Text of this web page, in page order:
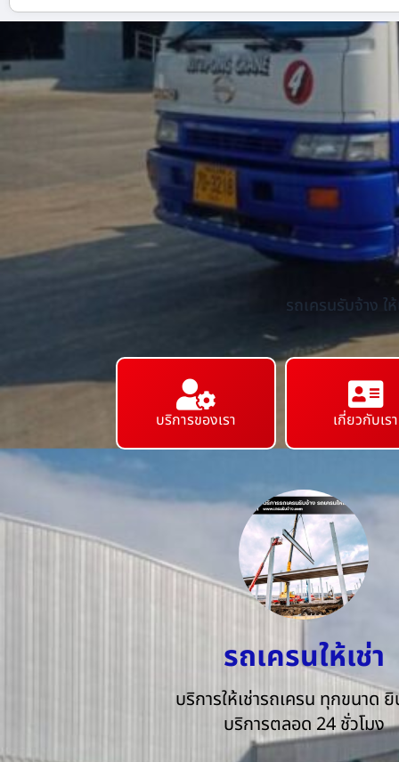
รถเครนรับจ้าง
บริการของเรา เกี่ยวกับเรา
รถเครนให้เช่า
บริการให้เช่ารถเครน ทุกขนาด
บริการตลอด 24 ชั่วโมง